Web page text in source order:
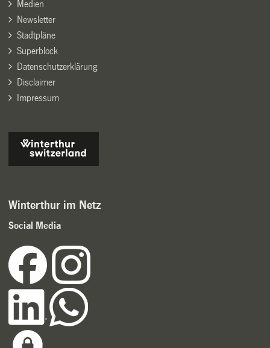
Medien
Newsletter
Stadtpläne
Superblock
Datenschutzerklärung
Disclaimer
Impressum
Winterthur im Netz
Social Media